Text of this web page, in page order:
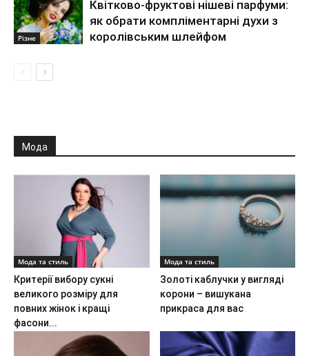
Різне
Квітково-фруктові нішеві парфуми:
як обрати компліментарні духи з
королівським шлейфом
Мода
Мода та стиль
Критерії вибору сукні
великого розміру для
повних жінок і кращі
фасони...
Мода та стиль
Золоті каблучки у вигляді
корони – вишукана
прикраса для вас